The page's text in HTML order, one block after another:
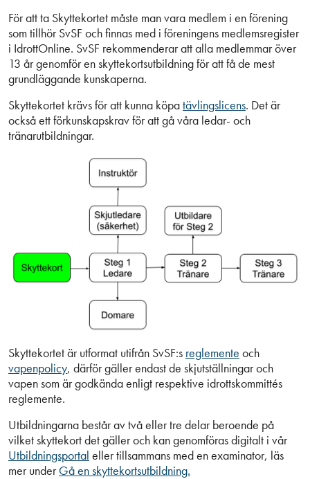
För att ta Skyttekortet måste man vara medlem i en förening
som tillhör SvSF och finnas med i föreningens medlemsregister
i IdrottOnline. SvSF rekommenderar att alla medlemmar över
13 år genomför en skyttekortsutbildning för att få de mest
grundläggande kunskaperna.
Skyttekortet krävs för att kunna köpatävlingslicens. Det är
också ett förkunskapskrav för att gå våra ledar- och
tränarutbildningar.
Skyttekortet är utformat utifrån SvSF:s reglemente och
vapenpolicy, därför gäller endast de skjutställningar och
vapen som är godkända enligt respektive idrottskommittés
reglemente.
Utbildningarna består av två eller tre delar beroende på
vilket skyttekort det gäller och kan genomföras digitalt i vår
Utbildningsportal eller tillsammans med en examinator, läs
mer underGå en skyttekortsutbildning.